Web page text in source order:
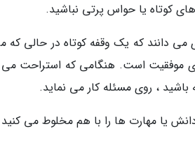
کوتاه یا حواس پرتی نباشید.
می دانند که یک وقفه کوتاه در حالی
موفقیت است. هنگامی که استراحت می
، روی مسئله کار می نماید.
یا مهارت ها را با هم مخلوط می